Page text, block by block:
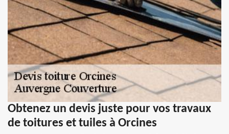
Obtenez un devis juste pour vos travaux
de toitures et tuiles à Orcines